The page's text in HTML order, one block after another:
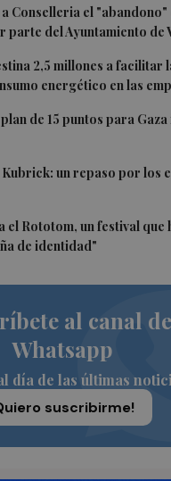
Conselleria el "abandono"
parte del Ayuntamiento de
2,5 millones a facilitar
energético en las
de 15 puntos para
un repaso por los
el Rototom, un festival que
de identidad"
al canal de
Whatsapp
día de las últimas
suscribirme!